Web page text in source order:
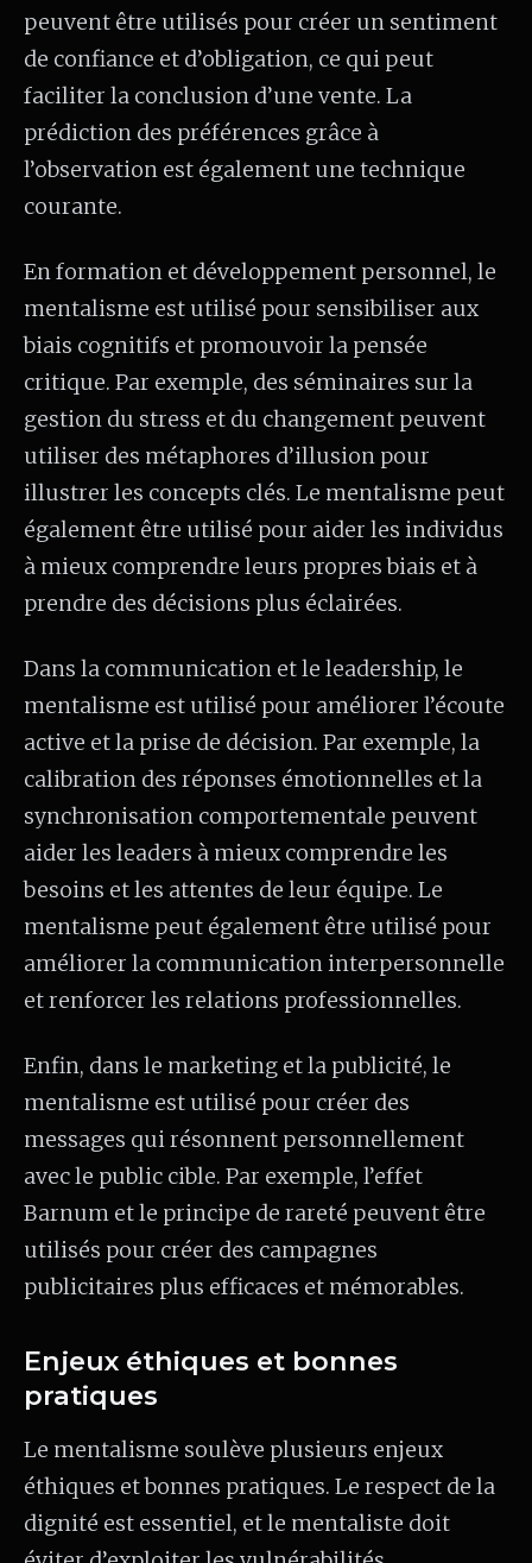
peuvent être utilisés pour créer un sentiment
de confiance et d’obligation, ce qui peut
faciliter la conclusion d’une vente. La
prédiction des préférences grâce à
l’observation est également une technique
courante.
En formation et développement personnel, le
mentalisme est utilisé pour sensibiliser aux
biais cognitifs et promouvoir la pensée
critique. Par exemple, des séminaires sur la
gestion du stress et du changement peuvent
utiliser des métaphores d’illusion pour
illustrer les concepts clés. Le mentalisme peut
également être utilisé pour aider les individus
à mieux comprendre leurs propres biais et à
prendre des décisions plus éclairées.
Dans la communication et le leadership, le
mentalisme est utilisé pour améliorer l’écoute
active et la prise de décision. Par exemple, la
calibration des réponses émotionnelles et la
synchronisation comportementale peuvent
aider les leaders à mieux comprendre les
besoins et les attentes de leur équipe. Le
mentalisme peut également être utilisé pour
améliorer la communication interpersonnelle
et renforcer les relations professionnelles.
Enfin, dans le marketing et la publicité, le
mentalisme est utilisé pour créer des
messages qui résonnent personnellement
avec le public cible. Par exemple, l’effet
Barnum et le principe de rareté peuvent être
utilisés pour créer des campagnes
publicitaires plus efficaces et mémorables.
Enjeux éthiques et bonnes
pratiques
Le mentalisme soulève plusieurs enjeux
éthiques et bonnes pratiques. Le respect de la
dignité est essentiel, et le mentaliste doit